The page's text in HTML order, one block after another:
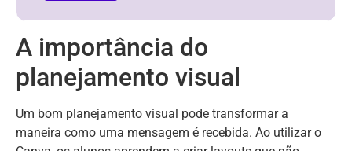
A importância do
planejamento visual
Um bom planejamento visual pode transformar a
maneira como uma mensagem é recebida. Ao utilizar o